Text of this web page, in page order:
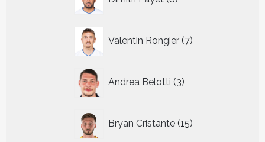
producten
Valentin Rongier 7
producten
Andrea Belotti 3
producten
Bryan Cristante 15
producten